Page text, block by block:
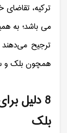
ترکیه، تقاضای
می باشد؛ به
ترجیح می‌دهند
همچون بلک و
8 دلیل
بلک